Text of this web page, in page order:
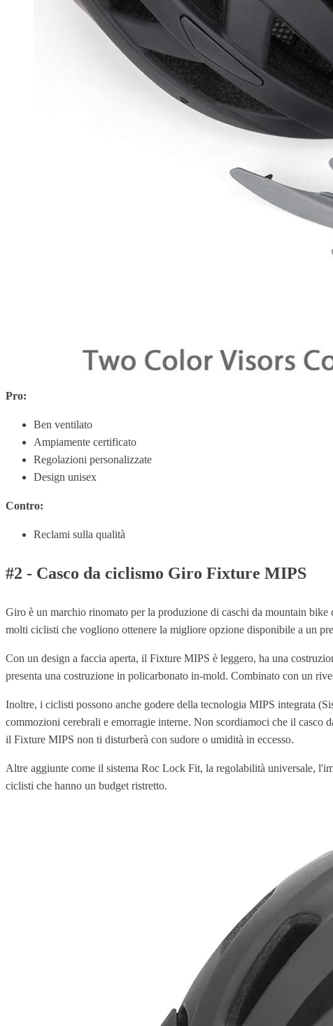
Pro:
Ben ventilato
Ampiamente certificato
Regolazioni personalizzate
Design unisex
Contro:
Reclami sulla qualità
#2 - Casco da ciclismo Giro Fixture MIPS
Giro è un marchio rinomato per la produzione di caschi da mountain
molti ciclisti che vogliono ottenere la migliore opzione disponibile a un
Con un design a faccia aperta, il Fixture MIPS è leggero, ha una
presenta una costruzione in policarbonato in-mold. Combinato con un
Inoltre, i ciclisti possono anche godere della tecnologia MIPS integrata
commozioni cerebrali e emorragie interne. Non scordiamoci che il
il Fixture MIPS non ti disturberà con sudore o umidità in eccesso.
Altre aggiunte come il sistema Roc Lock Fit, la regolabilità universale,
ciclisti che hanno un budget ristretto.